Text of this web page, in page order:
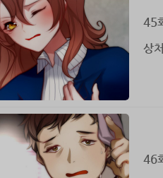
45
상
46